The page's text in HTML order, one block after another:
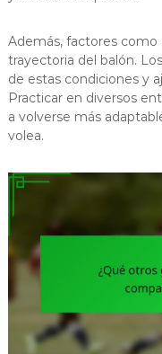
Además, factores
trayectoria del balón.
de estas condiciones y
Practicar en diversos
a volverse más
volea.